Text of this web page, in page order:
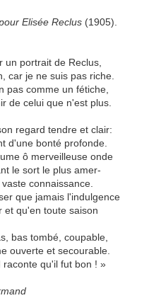
Elisée Reclus(1905).
un portrait de Reclus,
car je ne suis pas riche.
pas comme un fétiche,
de celui que n'est plus.
regard tendre et clair:
d'une bonté profonde.
ô merveilleuse onde
le sort le plus amer-
connaissance.
que jamais l'indulgence
qu'en toute saison
bas tombé, coupable,
ouverte et secourable.
qu'il fut bon ! »